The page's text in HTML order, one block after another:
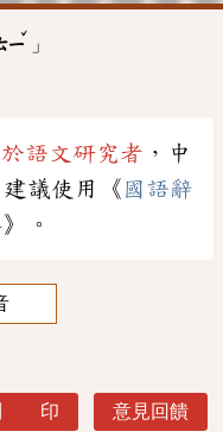
ㄧ
ˇ
」
語文研究者 ，中
議使用《 國語辭
》。
印 意見回饋